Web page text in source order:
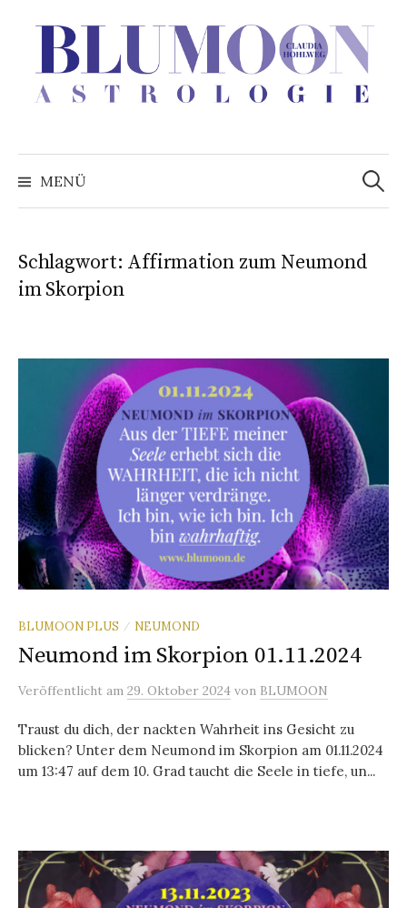
überspringen
MENÜ
Suchen
nach:
Schlagwort: Affirmation zum Neumond
im Skorpion
BLUMOON PLUS / NEUMOND
Neumond im Skorpion 01.11.2024
Veröffentlicht am 29. Oktober 2024 von BLUMOON
Traust du dich, der nackten Wahrheit ins Gesicht zu
blicken? Unter dem Neumond im Skorpion am 01.11.2024
um 13:47 auf dem 10. Grad taucht die Seele in tiefe, un...